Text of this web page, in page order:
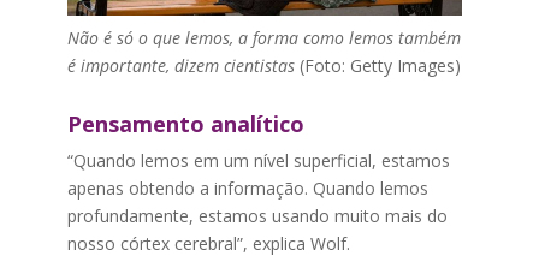
Não é só o que lemos, a forma como lemos também
é importante, dizem cientistas(Foto: Getty Images)
Pensamento analítico
“Quando lemos em um nível superficial, estamos
apenas obtendo a informação. Quando lemos
profundamente, estamos usando muito mais do
nosso córtex cerebral”, explica Wolf.